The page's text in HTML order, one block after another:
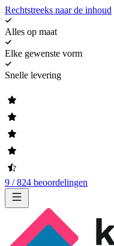
Rechtstreeks naar de inhoud
Alles op maat
Elke gewenste vorm
Snelle levering
9 / 824 beoordelingen